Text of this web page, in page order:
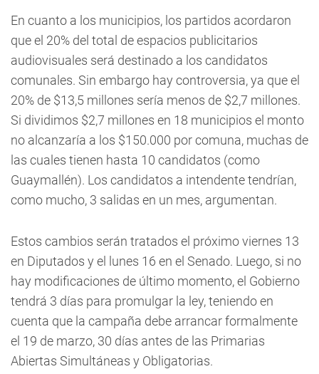
En cuanto a los municipios, los partidos acordaron
que el 20% del total de espacios publicitarios
audiovisuales será destinado a los candidatos
comunales. Sin embargo hay controversia, ya que el
20% de $13,5 millones sería menos de $2,7 millones.
Si dividimos $2,7 millones en 18 municipios el monto
no alcanzaría a los $150.000 por comuna, muchas de
las cuales tienen hasta 10 candidatos (como
Guaymallén). Los candidatos a intendente tendrían,
como mucho, 3 salidas en un mes, argumentan.
Estos cambios serán tratados el próximo viernes 13
en Diputados y el lunes 16 en el Senado. Luego, si no
hay modificaciones de último momento, el Gobierno
tendrá 3 días para promulgar la ley, teniendo en
cuenta que la campaña debe arrancar formalmente
el 19 de marzo, 30 días antes de las Primarias
Abiertas Simultáneas y Obligatorias.